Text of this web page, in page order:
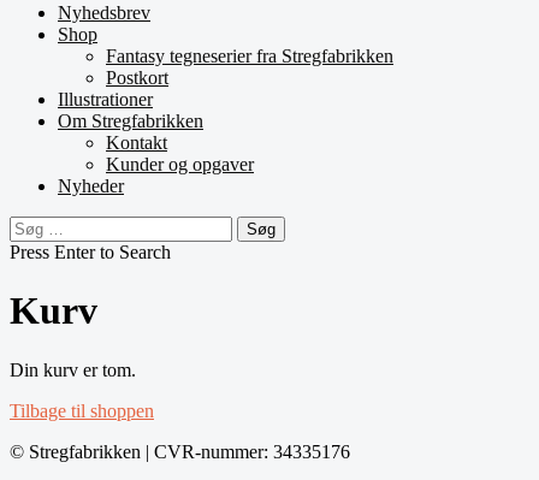
Nyhedsbrev
Shop
Fantasy tegneserier fra Stregfabrikken
Postkort
Illustrationer
Om Stregfabrikken
Kontakt
Kunder og opgaver
Nyheder
Søg
efter:
Press Enter to Search
Kurv
Din kurv er tom.
Tilbage til shoppen
© Stregfabrikken | CVR-nummer: 34335176